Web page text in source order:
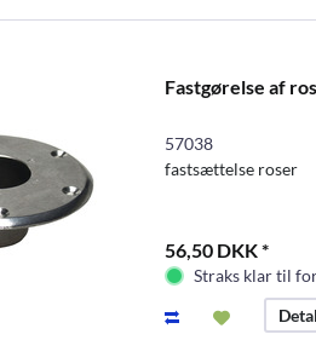
Fastgørelse af
57038
fastsættelse roser
56,50 DKK *
Straks klar til